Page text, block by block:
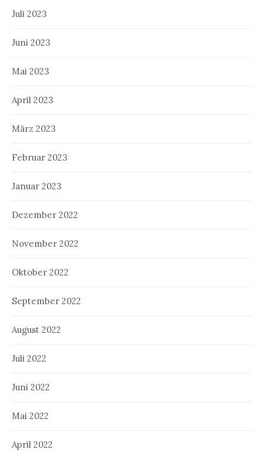
Juli 2023
Juni 2023
Mai 2023
April 2023
März 2023
Februar 2023
Januar 2023
Dezember 2022
November 2022
Oktober 2022
September 2022
August 2022
Juli 2022
Juni 2022
Mai 2022
April 2022